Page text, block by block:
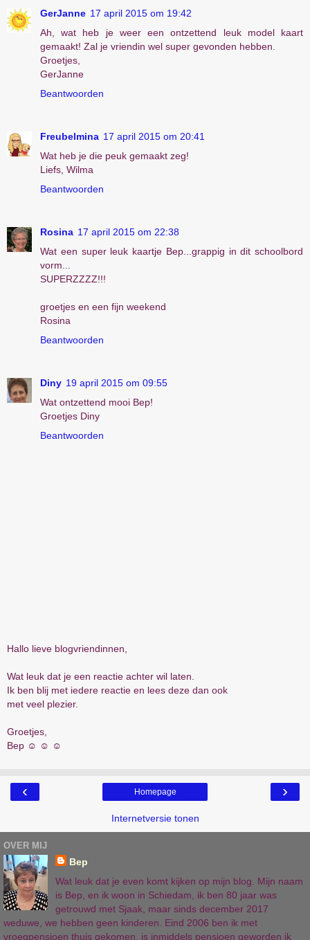
GerJanne 17 april 2015 om 19:42
Ah, wat heb je weer een ontzettend leuk model kaart
gemaakt! Zal je vriendin wel super gevonden hebben.
Groetjes,
GerJanne
Beantwoorden
Freubelmina 17 april 2015 om 20:41
Wat heb je die peuk gemaakt zeg!
Liefs, Wilma
Beantwoorden
Rosina 17 april 2015 om 22:38
Wat een super leuk kaartje Bep...grappig in dit schoolbord
vorm...
SUPERZZZZ!!!
groetjes en een fijn weekend
Rosina
Beantwoorden
Diny 19 april 2015 om 09:55
Wat ontzettend mooi Bep!
Groetjes Diny
Beantwoorden
Hallo lieve blogvriendinnen,
Wat leuk dat je een reactie achter wil laten.
Ik ben blij met iedere reactie en lees deze dan ook
met veel plezier.
Groetjes,
Bep ☺ ☺ ☺
‹ ›
Homepage
Internetversie tonen
OVER MIJ
Bep
Wat leuk dat je even komt kijken op mijn blog. Mijn naam
is Bep, en ik woon in Schiedam, ik ben 80 jaar was
getrouwd met Sjaak, maar sinds december 2017
weduwe, we hebben geen kinderen. Eind 2006 ben ik met
vroegpensioen thuis gekomen, is inmiddels pensioen geworden ik